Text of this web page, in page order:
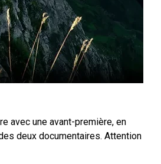
avec une avant-première, en
deux documentaires. Attention